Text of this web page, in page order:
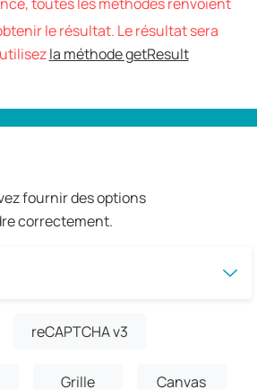
le résultat. Le résultat sera
la méthode getResult
fournir des options
correctement.
reCAPTCHA v3
Grille Canvas